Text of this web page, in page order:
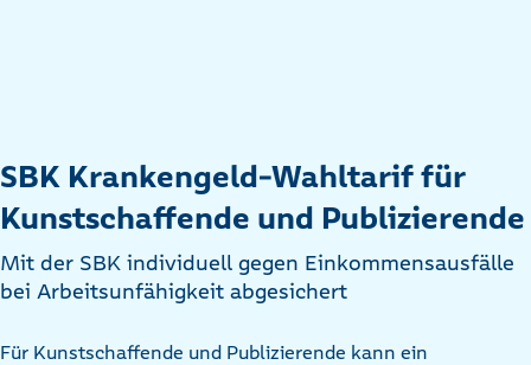
SBK Krankengeld-Wahltarif für
Kunstschaffende und Publizierende
Mit der SBK individuell gegen Einkommensausfälle
bei Arbeitsunfähigkeit abgesichert
Für Kunstschaffende und Publizierende kann ein